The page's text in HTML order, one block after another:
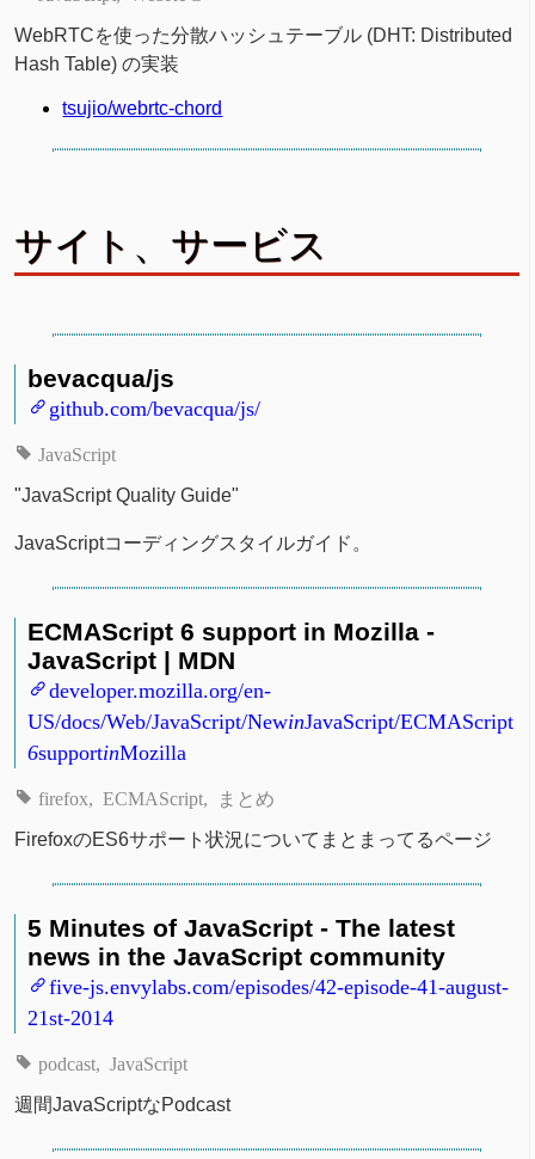
WebRTCを使った分散ハッシュテーブル (DHT: Distributed
Hash Table) の実装
tsujio/webrtc-chord
サイト、サービス
bevacqua/js
github.com/bevacqua/js/
JavaScript
"JavaScript Quality Guide"
JavaScriptコーディングスタイルガイド。
ECMAScript 6 support in Mozilla -
JavaScript | MDN
developer.mozilla.org/en-
US/docs/Web/JavaScript/NewinJavaScript/ECMAScript
6supportinMozilla
firefox ECMAScript まとめ
FirefoxのES6サポート状況についてまとまってるページ
5 Minutes of JavaScript - The latest
news in the JavaScript community
five-js.envylabs.com/episodes/42-episode-41-august-
21st-2014
podcast JavaScript
週間JavaScriptなPodcast